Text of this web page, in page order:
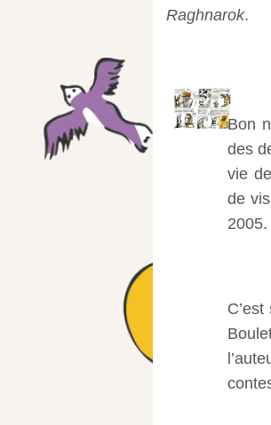
Raghnarok.
Bon
des
vie
de
2005.